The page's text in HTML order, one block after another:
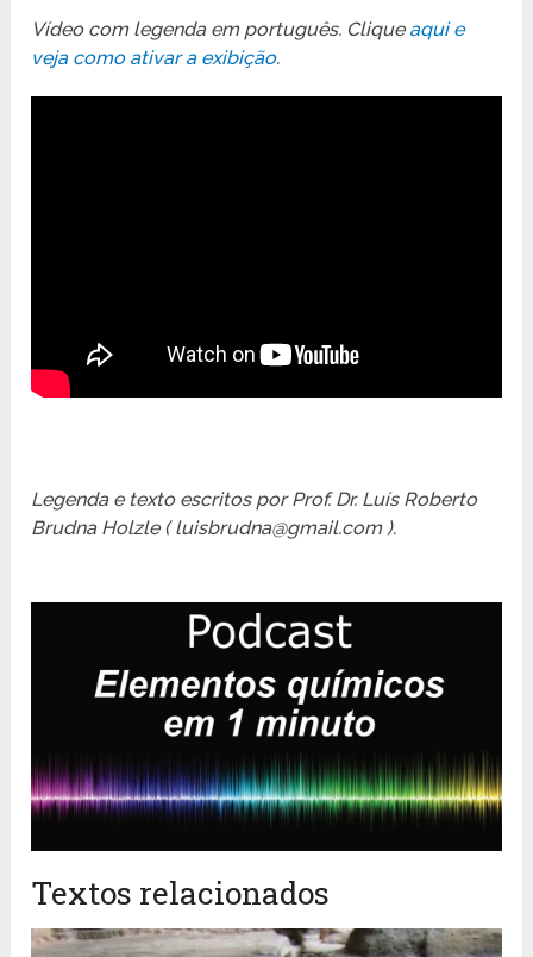
Vídeo com legenda em português. Cliqueaqui e
veja como ativar a exibição.
Legenda e texto escritos por Prof. Dr. Luís Roberto
Brudna Holzle ( luisbrudna@gmail.com ).
Textos relacionados